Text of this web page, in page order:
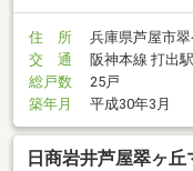
住 所
兵庫県芦屋市
交 通
阪神本線 打出
総戸数
25戸
築年月
平成30年3月
日商岩井芦屋翠ヶ